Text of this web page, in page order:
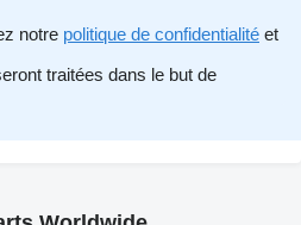
notre politique de confidentialité et
traitées dans le but de